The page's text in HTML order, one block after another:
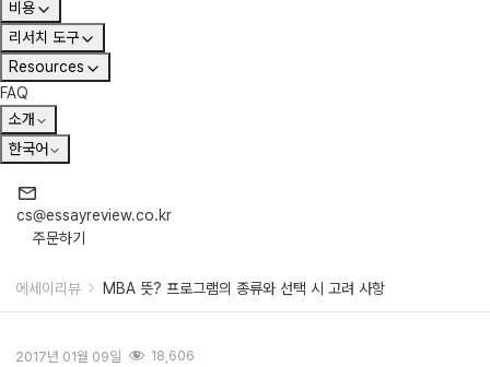
비용
리서치 도구
Resources
FAQ
소개
한국어
cs@essayreview.co.kr
주문하기
에세이리뷰 MBA 뜻? 프로그램의 종류와 선택 시 고려 사항
2017년 01월 09일 18,606